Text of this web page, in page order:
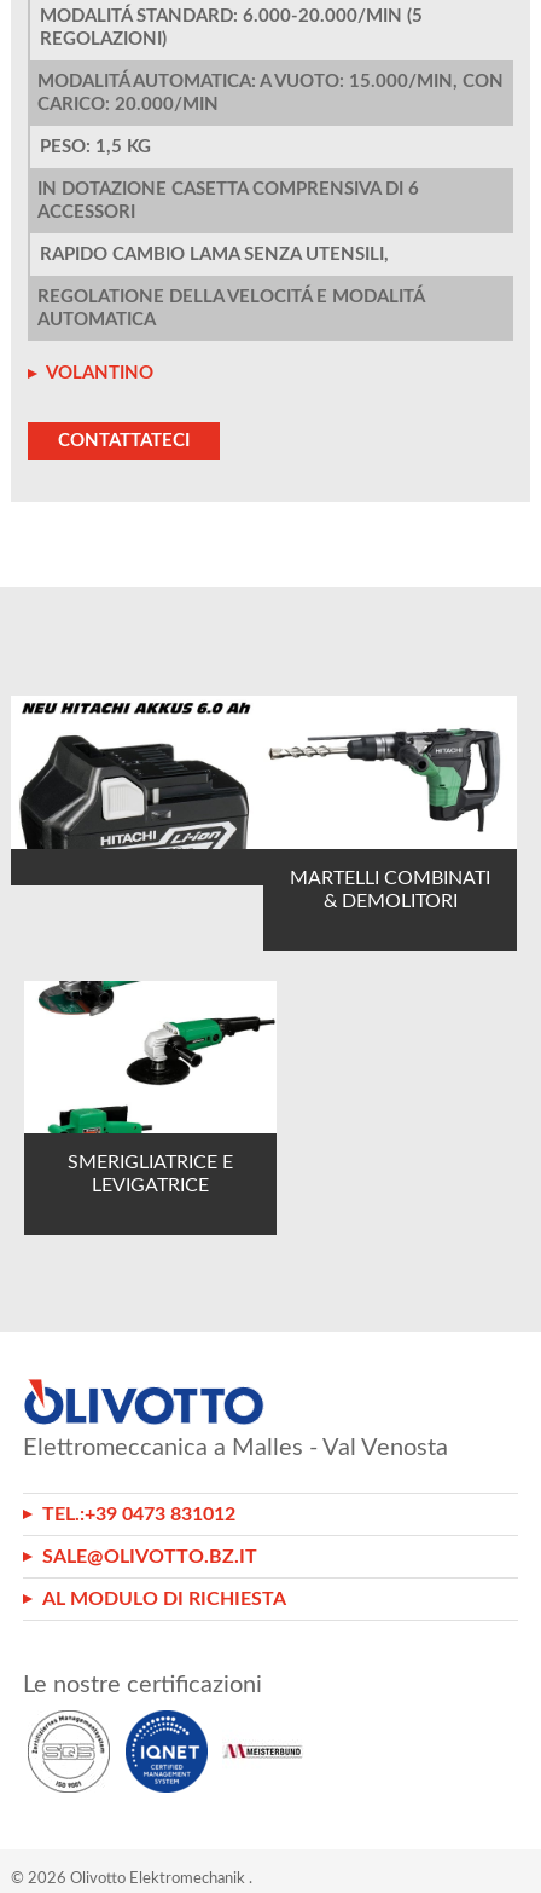
MODALITÁ STANDARD: 6.000-20.000/MIN (5
REGOLAZIONI)
MODALITÁ AUTOMATICA: A VUOTO: 15.000/MIN, CON
CARICO: 20.000/MIN
PESO: 1,5 KG
IN DOTAZIONE CASETTA COMPRENSIVA DI 6
ACCESSORI
RAPIDO CAMBIO LAMA SENZA UTENSILI,
REGOLATIONE DELLA VELOCITÁ E MODALITÁ
AUTOMATICA
VOLANTINO
CONTATTATECI
MARTELLI COMBINATI
& DEMOLITORI
SMERIGLIATRICE E
LEVIGATRICE
Elettromeccanica a Malles - Val Venosta
TEL.:+39 0473 831012
SALE@OLIVOTTO.BZ.IT
AL MODULO DI RICHIESTA
Le nostre certificazioni
© 2026 Olivotto Elektromechanik.